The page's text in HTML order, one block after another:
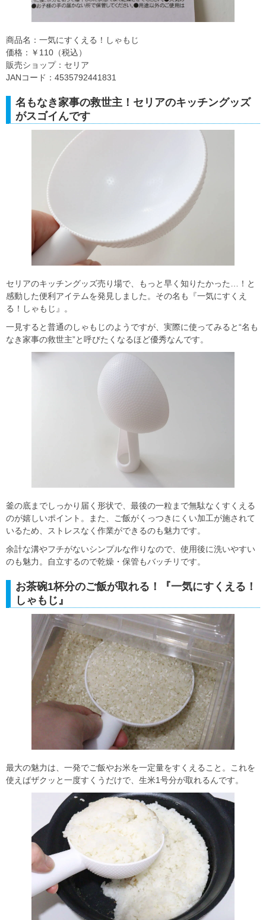
商品名：一気にすくえる！しゃもじ
価格：￥110（税込）
販売ショップ：セリア
JANコード：4535792441831
名もなき家事の救世主！セリアのキッチングッズ
がスゴイんです
セリアのキッチングッズ売り場で、もっと早く知りたかった…！と
感動した便利アイテムを発見しました。その名も『一気にすくえ
る！しゃもじ』。
一見すると普通のしゃもじのようですが、実際に使ってみると“名も
なき家事の救世主”と呼びたくなるほど優秀なんです。
釜の底までしっかり届く形状で、最後の一粒まで無駄なくすくえる
のが嬉しいポイント。また、ご飯がくっつきにくい加工が施されて
いるため、ストレスなく作業ができるのも魅力です。
余計な溝やフチがないシンプルな作りなので、使用後に洗いやすい
のも魅力。自立するので乾燥・保管もバッチリです。
お茶碗1杯分のご飯が取れる！『一気にすくえる！
しゃもじ』
最大の魅力は、一発でご飯やお米を一定量をすくえること。これを
使えばザクッと一度すくうだけで、生米1号分が取れるんです。